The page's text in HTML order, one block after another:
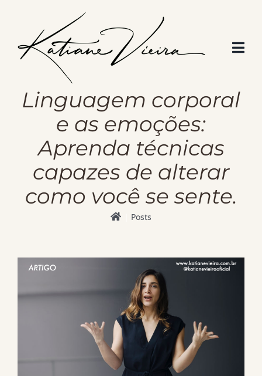
Linguagem corporal
e as emoções:
Aprenda técnicas
capazes de alterar
como você se sente.
Posts